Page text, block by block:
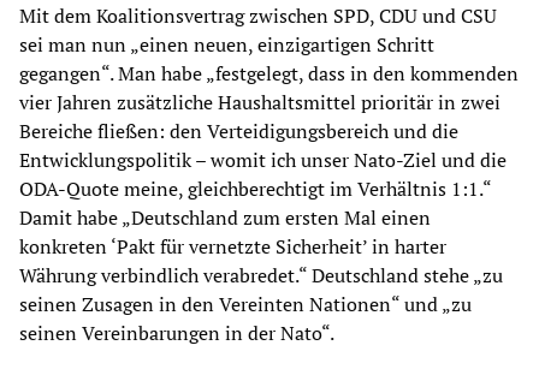
Mit dem Koalitionsvertrag zwischen SPD, CDU und CSU
sei man nun „einen neuen, einzigartigen Schritt
gegangen“. Man habe „festgelegt, dass in den kommenden
vier Jahren zusätzliche Haushaltsmittel prioritär in zwei
Bereiche fließen: den Verteidigungsbereich und die
Entwicklungspolitik – womit ich unser Nato-Ziel und die
ODA-Quote meine, gleichberechtigt im Verhältnis 1:1.“
Damit habe „Deutschland zum ersten Mal einen
konkreten ‘Pakt für vernetzte Sicherheit’ in harter
Währung verbindlich verabredet.“ Deutschland stehe „zu
seinen Zusagen in den Vereinten Nationen“ und „zu
seinen Vereinbarungen in der Nato“.